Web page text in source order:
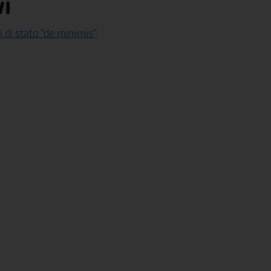
stato “de minimis”